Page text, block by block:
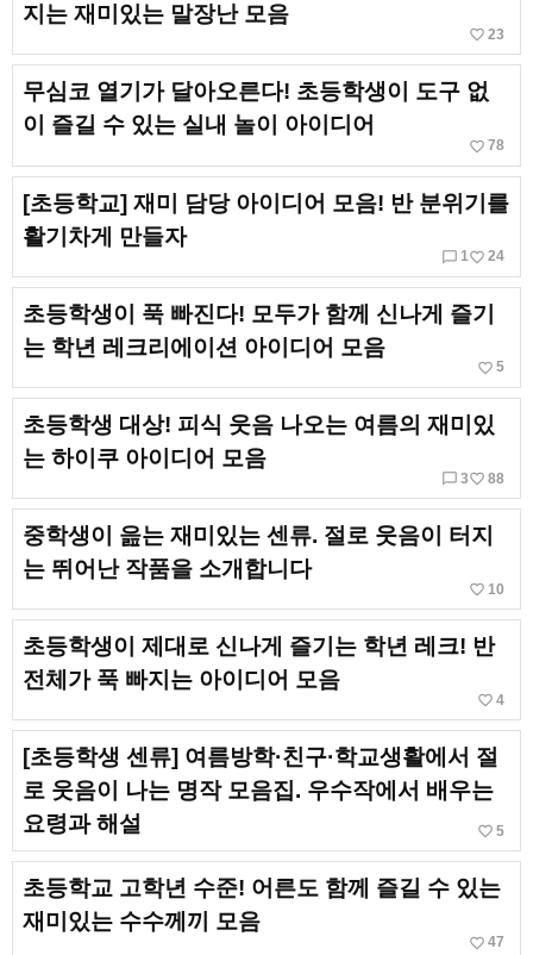
지는 재미있는 말장난 모음
favorite_border 23
무심코 열기가 달아오른다! 초등학생이 도구 없
이 즐길 수 있는 실내 놀이 아이디어
favorite_border 78
[초등학교] 재미 담당 아이디어 모음! 반 분위기를
활기차게 만들자
chat_bubble_outline 1 favorite_border 24
초등학생이 푹 빠진다! 모두가 함께 신나게 즐기
는 학년 레크리에이션 아이디어 모음
favorite_border 5
초등학생 대상! 피식 웃음 나오는 여름의 재미있
는 하이쿠 아이디어 모음
chat_bubble_outline 3favorite_border 88
중학생이 읊는 재미있는 센류. 절로 웃음이 터지
는 뛰어난 작품을 소개합니다
favorite_border 10
초등학생이 제대로 신나게 즐기는 학년 레크! 반
전체가 푹 빠지는 아이디어 모음
favorite_border 4
[초등학생 센류] 여름방학·친구·학교생활에서 절
로 웃음이 나는 명작 모음집. 우수작에서 배우는
요령과 해설
favorite_border 5
초등학교 고학년 수준! 어른도 함께 즐길 수 있는
재미있는 수수께끼 모음
favorite_border 47